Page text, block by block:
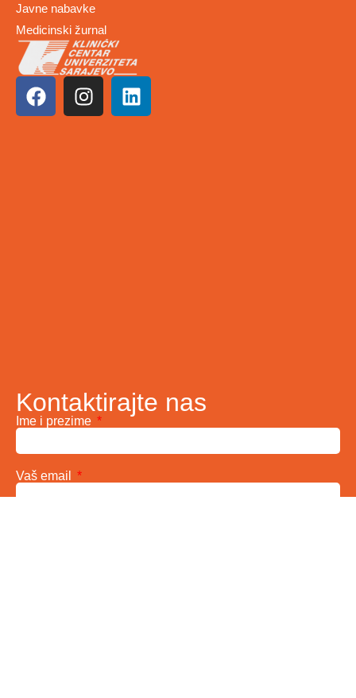
Javne nabavke
Medicinski žurnal
Kontaktirajte nas
Ime i prezime
Vaš email